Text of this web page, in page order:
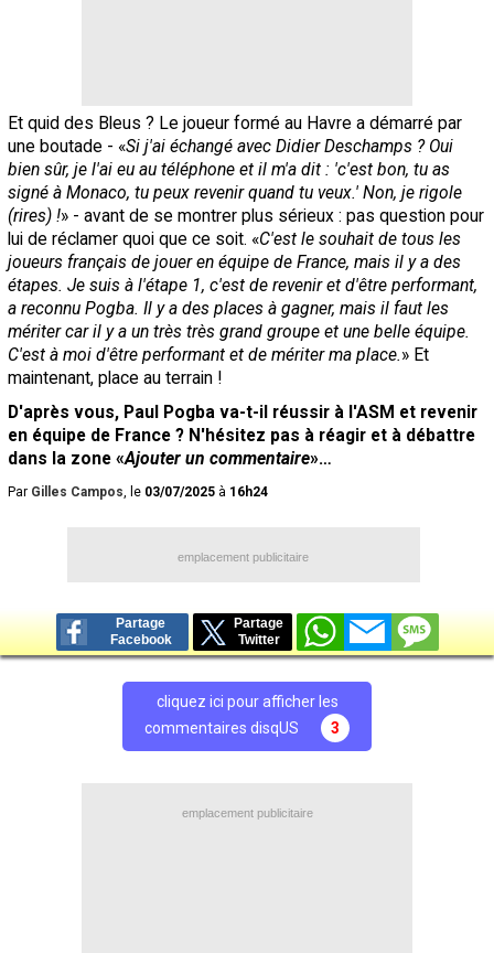
Et quid des Bleus ? Le joueur formé au Havre a démarré par
une boutade - «Si j'ai échangé avec Didier Deschamps ? Oui
bien sûr, je l'ai eu au téléphone et il m'a dit : 'c'est bon, tu as
signé à Monaco, tu peux revenir quand tu veux.' Non, je rigole
(rires) !» - avant de se montrer plus sérieux : pas question pour
lui de réclamer quoi que ce soit. «C'est le souhait de tous les
joueurs français de jouer en équipe de France, mais il y a des
étapes. Je suis à l'étape 1, c'est de revenir et d'être performant,
a reconnu Pogba. Il y a des places à gagner, mais il faut les
mériter car il y a un très très grand groupe et une belle équipe.
C'est à moi d'être performant et de mériter ma place.» Et
maintenant, place au terrain !
D'après vous, Paul Pogba va-t-il réussir à l'ASM et revenir
en équipe de France ? N'hésitez pas à réagir et à débattre
dans la zone «Ajouter un commentaire»…
Par Gilles Campos, le 03/07/2025 à 16h24
emplacement publicitaire
Partage
Facebook
Partage
Twitter
cliquez ici pour afficher les
commentaires disqUS
3
emplacement publicitaire